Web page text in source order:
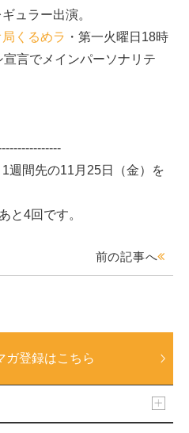
ュラー出演。
くるめラ ・第一火曜日18時
言でメインパーソナリテ
週間先の11月25日（金）を
と4回です。
前の記事へ
ガ登録はこちら